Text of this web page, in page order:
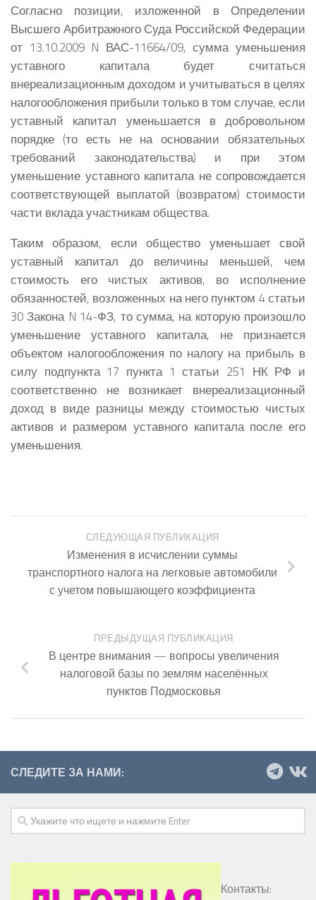
Согласно позиции, изложенной в Определении
Высшего Арбитражного Суда Российской Федерации
от 13.10.2009 N ВАС-11664/09, сумма уменьшения
уставного капитала будет считаться
внереализационным доходом и учитываться в целях
налогообложения прибыли только в том случае, если
уставный капитал уменьшается в добровольном
порядке (то есть не на основании обязательных
требований законодательства) и при этом
уменьшение уставного капитала не сопровождается
соответствующей выплатой (возвратом) стоимости
части вклада участникам общества.
Таким образом, если общество уменьшает свой
уставный капитал до величины меньшей, чем
стоимость его чистых активов, во исполнение
обязанностей, возложенных на него пунктом 4 статьи
30 Закона N 14-ФЗ, то сумма, на которую произошло
уменьшение уставного капитала, не признается
объектом налогообложения по налогу на прибыль в
силу подпункта 17 пункта 1 статьи 251 НК РФ и
соответственно не возникает внереализационный
доход в виде разницы между стоимостью чистых
активов и размером уставного капитала после его
уменьшения.
СЛЕДУЮЩАЯ ПУБЛИКАЦИЯ
Изменения в исчислении суммы
транспортного налога на легковые автомобили
с учетом повышающего коэффициента
ПРЕДЫДУЩАЯ ПУБЛИКАЦИЯ
В центре внимания — вопросы увеличения
налоговой базы по землям населённых
пунктов Подмосковья
СЛЕДИТЕ ЗА НАМИ:
Контакты: